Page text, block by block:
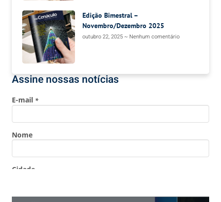
Edição Bimestral –
Novembro/Dezembro 2025
outubro 22, 2025 Nenhum comentário
Assine nossas notícias